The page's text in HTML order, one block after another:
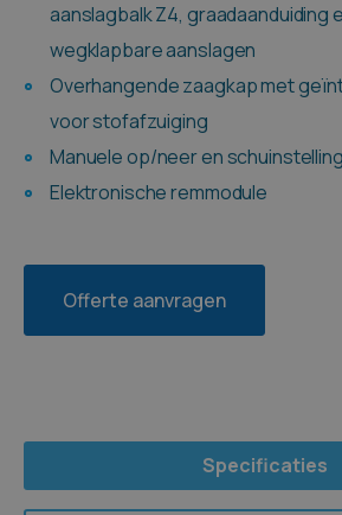
aanslagbalk Z4, graadaanduiding
wegklapbare aanslagen
Overhangende zaagkap met
voor stofafzuiging
Manuele op/neer en
Elektronische remmodule
Offerte aanvragen
Specificaties